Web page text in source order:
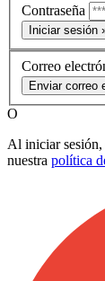
Contraseña
Iniciar sesión
Correo
Enviar correo
O
Al iniciar sesión,
nuestra política